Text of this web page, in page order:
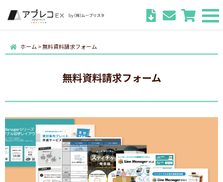
ホーム >無料資料請求フォーム
無料資料請求フォーム